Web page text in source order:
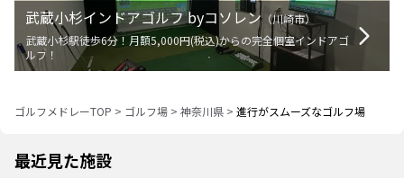
武蔵小杉インドアゴルフ byコソレン（川崎市）
武蔵小杉駅徒歩6分！月額5,000円(税込)からの完全個室インドアゴ
ルフ！
ゴルフメドレーTOP > ゴルフ場 > 神奈川県 > 進行がスムーズなゴルフ場
最近見た施設